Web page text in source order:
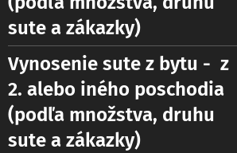
sute a zákazky)
Vynosenie sute z bytu - z
2. alebo iného poschodia
(podľa množstva, druhu
sute a zákazky)